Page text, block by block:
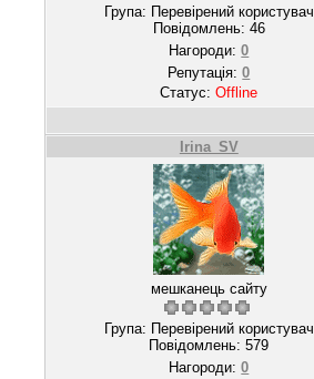
Група: Перевірений користувач
Повідомлень: 46
Нагороди:0
Репутація:0
Статус:Offline
Irina_SV
мешканець сайту
Група: Перевірений користувач
Повідомлень:579
Нагороди:0